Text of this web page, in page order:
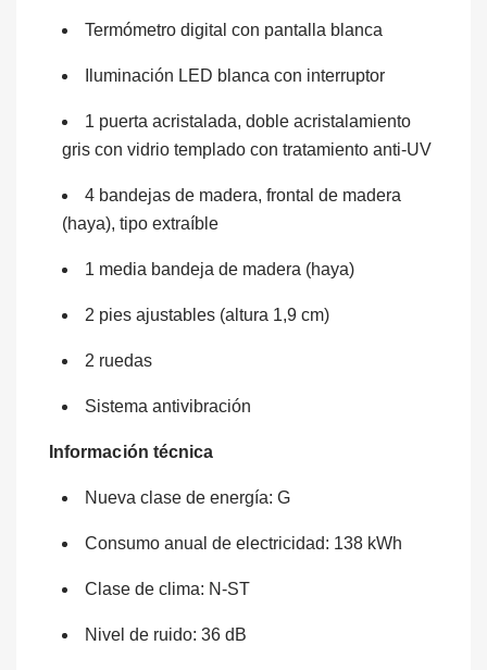
Termómetro digital con pantalla blanca
Iluminación LED blanca con interruptor
1 puerta acristalada, doble acristalamiento
gris con vidrio templado con tratamiento anti-UV
4 bandejas de madera, frontal de madera
(haya), tipo extraíble
1 media bandeja de madera (haya)
2 pies ajustables (altura 1,9 cm)
2 ruedas
Sistema antivibración
Información técnica
Nueva clase de energía: G
Consumo anual de electricidad: 138 kWh
Clase de clima: N-ST
Nivel de ruido: 36 dB